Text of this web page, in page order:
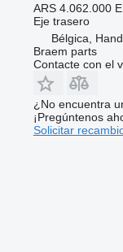
ARS 4.062.000
Eje trasero
Bélgica,
Braem parts
Contacte con el
¿No encuentra
¡Pregúntenos
Solicitar